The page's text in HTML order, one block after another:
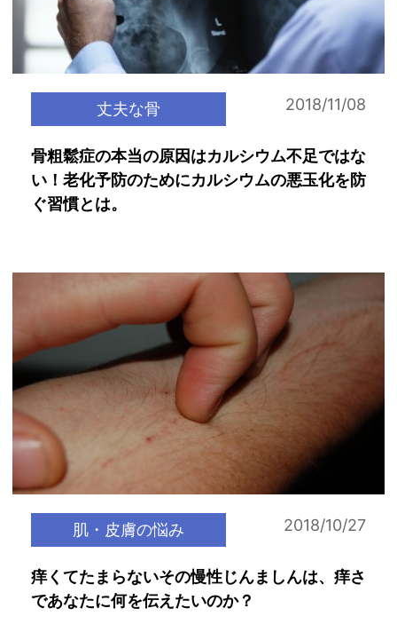
丈夫な骨 2018/11/08
骨粗鬆症の本当の原因はカルシウム不足ではな
い！老化予防のためにカルシウムの悪玉化を防
ぐ習慣とは。
肌・皮膚の悩み 2018/10/27
痒くてたまらないその慢性じんましんは、痒さ
であなたに何を伝えたいのか？